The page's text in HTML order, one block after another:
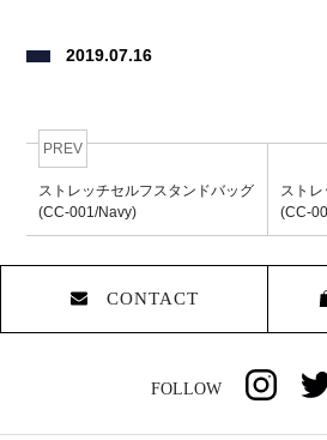
2019.07.16
PREV
ストレッチセルフスタンドバッグ
(CC-001/Navy)
スト
(CC-
CONTACT
FOLLOW